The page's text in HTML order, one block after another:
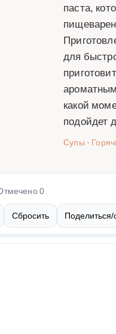
паста,
для
какой
подойдет
Супы ·
0
Сбросить Поделиться/